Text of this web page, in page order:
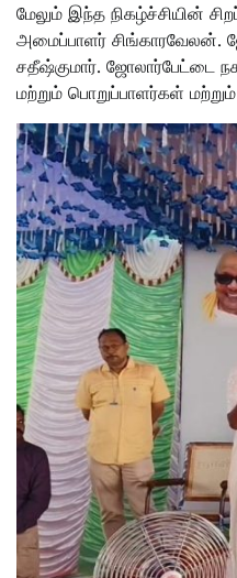
மேலும் இந்த நிகழ்ச்சியின்
அமைப்பாளர் சிங்காரவேலன்.
சதீஷ்குமார். ஜோலார்பேட்டை
மற்றும் பொறுப்பாளர்கள்